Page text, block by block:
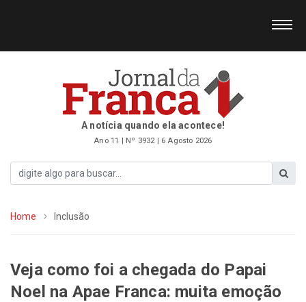
A notícia quando ela acontece!
Ano 11 | Nº 3932 | 6 Agosto 2026
Home Inclusão
Veja como foi a chegada do Papai
Noel na Apae Franca: muita emoção